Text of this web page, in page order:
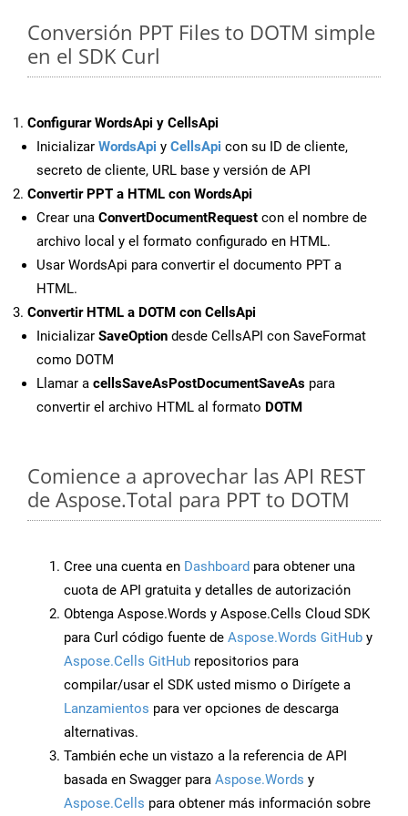
Conversión PPT Files to DOTM simple
en el SDK Curl
Configurar WordsApi y CellsApi
Inicializar WordsApi y CellsApi con su ID de cliente,
secreto de cliente, URL base y versión de API
Convertir PPT a HTML con WordsApi
Crear una ConvertDocumentRequest con el nombre de
archivo local y el formato configurado en HTML.
Usar WordsApi para convertir el documento PPT a
HTML.
Convertir HTML a DOTM con CellsApi
Inicializar SaveOption desde CellsAPI con SaveFormat
como DOTM
Llamar a cellsSaveAsPostDocumentSaveAs para
convertir el archivo HTML al formato DOTM
Comience a aprovechar las API REST
de Aspose.Total para PPT to DOTM
Cree una cuenta en Dashboard para obtener una
cuota de API gratuita y detalles de autorización
Obtenga Aspose.Words y Aspose.Cells Cloud SDK
para Curl código fuente de Aspose.Words GitHub y
Aspose.Cells GitHub repositorios para
compilar/usar el SDK usted mismo o Dirígete a
Lanzamientos para ver opciones de descarga
alternativas.
También eche un vistazo a la referencia de API
basada en Swagger para Aspose.Words y
Aspose.Cells para obtener más información sobre